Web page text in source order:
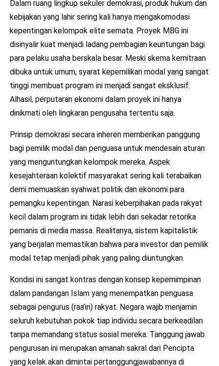
Dalam ruang lingkup sekuler demokrasi, produk hukum dan
kebijakan yang lahir sering kali hanya mengakomodasi
kepentingan kelompok elite semata. Proyek MBG ini
disinyalir kuat menjadi ladang pembagian keuntungan bagi
para pelaku usaha berskala besar. Meski skema kemitraan
dibuka untuk umum, syarat kepemilikan modal yang sangat
tinggi membuat program ini menjadi sangat eksklusif.
Alhasil, perputaran ekonomi dalam proyek ini hanya
dinikmati oleh lingkaran pengusaha tertentu saja.
Prinsip demokrasi secara inheren memberikan panggung
bagi pemilik modal dan penguasa untuk mendesain aturan
yang menguntungkan kelompok mereka. Aspek
kesejahteraan kolektif masyarakat sering kali terabaikan
demi memuaskan syahwat politik dan ekonomi para
pemangku kepentingan. Narasi keberpihakan pada rakyat
kecil dalam program ini tidak lebih dari sekadar retorika
pemanis di media massa. Realitanya, sistem kapitalistik
yang berjalan memastikan bahwa para investor dan pemilik
modal tetap menjadi pihak yang paling diuntungkan.
Kondisi ini sangat kontras dengan konsep kepemimpinan
dalam pandangan Islam yang menempatkan penguasa
sebagai pengurus (raa’in) rakyat. Negara wajib menjamin
seluruh kebutuhan pokok tiap individu secara berkeadilan
tanpa memandang status sosial mereka. Tanggung jawab
pengurusan ini merupakan amanah sakral dari Pencipta
yang kelak akan dimintai pertanggungjawabannya di